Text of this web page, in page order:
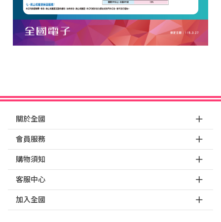
關於全國
會員服務
購物須知
客服中心
加入全國